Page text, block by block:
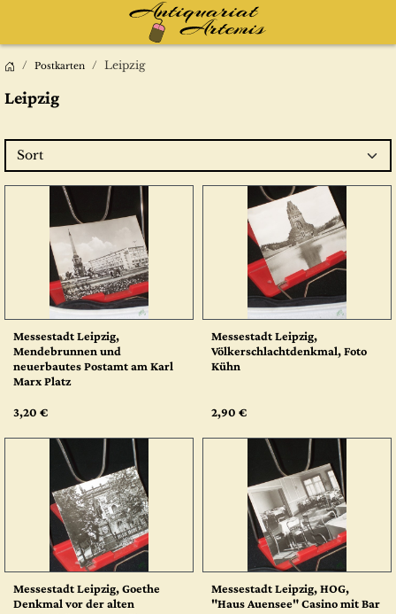
Postkarten Leipzig
Leipzig
Sort
Messestadt Leipzig,
Mendebrunnen und
neuerbautes Postamt am Karl
Marx Platz
3,20 €
Messestadt Leipzig,
Völkerschlachtdenkmal, Foto
Kühn
2,90 €
Messestadt Leipzig, Goethe
Denkmal vor der alten
Messestadt Leipzig, HOG,
"Haus Auensee" Casino mit Bar